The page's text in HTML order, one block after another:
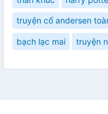
truyện cổ andersen
bạch lạc mai truyện